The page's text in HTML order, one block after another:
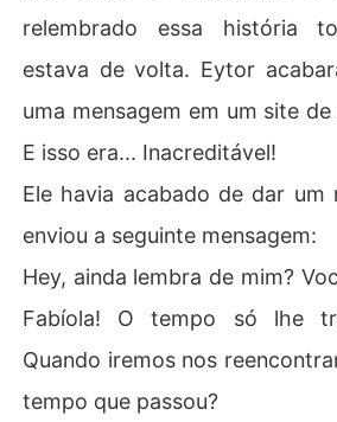
relembrado essa história
estava de volta. Eytor
uma mensagem em um site
E isso era... Inacreditável!
Ele havia acabado de dar
enviou a seguinte mensagem:
Hey, ainda lembra de mim?
Fabíola! O tempo só lhe
Quando iremos nos
tempo que passou?